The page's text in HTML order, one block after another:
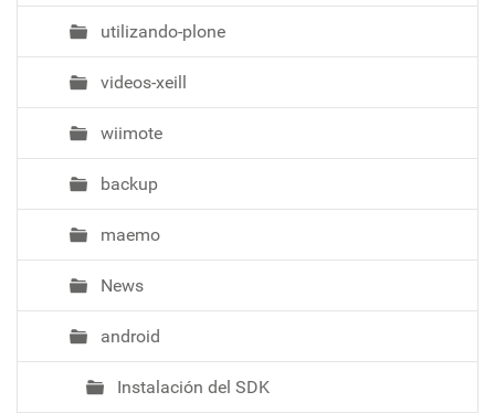
utilizando-plone
videos-xeill
wiimote
backup
maemo
News
android
Instalación del SDK